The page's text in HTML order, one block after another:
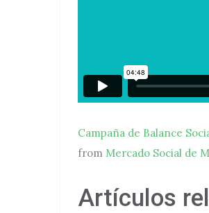
Campaña de Balance
from Mercado Social de
Artículos